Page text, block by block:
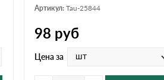
Артикул: Tau-25844
98 руб
Цена за шт